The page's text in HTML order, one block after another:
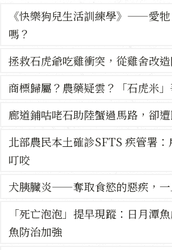
《快樂狗兒生活訓練學》——愛
嗎？
拯救石虎爺吃雞衝突，從雞舍改
商標歸屬？農藥疑雲？「石虎米
廊道鋪咕咾石助陸蟹過馬路，卻
北部農民本土確診SFTS 疾管署
叮咬
犬胰臟炎——奪取食慾的惡疾，一
「死亡泡泡」提早現蹤：日月潭
魚防治加強